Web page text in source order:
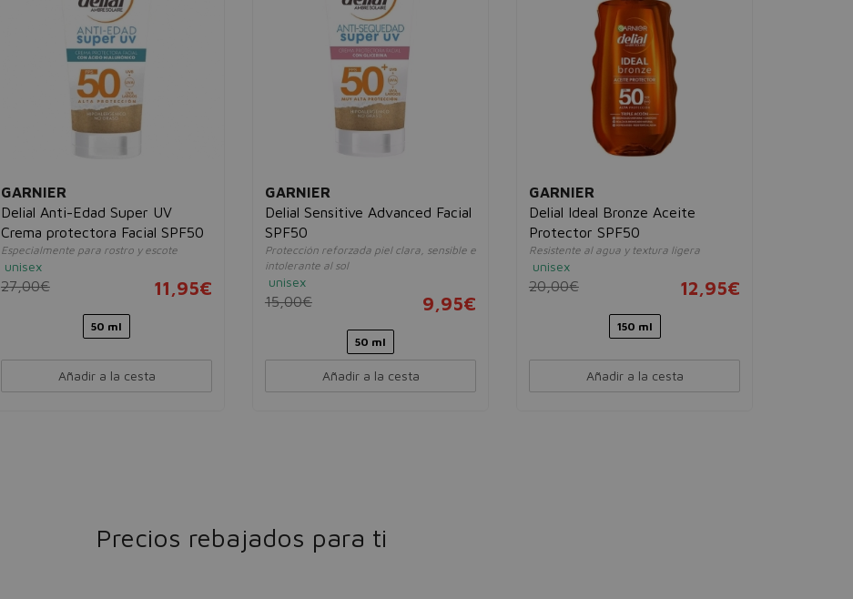
GARNIER
Delial Anti-Edad Super UV
Crema protectora Facial SPF50
Especialmente para rostro y escote
unisex
27,00€ 11,95€
50 ml
Añadir a la cesta
GARNIER
Delial Sensitive Advanced Facial
SPF50
Protección reforzada piel clara, sensible e
intolerante al sol
unisex
15,00€ 9,95€
50 ml
Añadir a la cesta
GARNIER
Delial Ideal Bronze Aceite
Protector SPF50
Resistente al agua y textura ligera
unisex
20,00€ 12,95€
150 ml
Añadir a la cesta
Precios rebajados para ti